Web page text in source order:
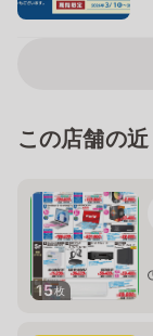
この店舗の
15枚